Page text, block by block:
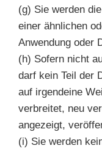
(g) Sie werden
einer ähnlichen
Anwendung oder
(h) Sofern nicht
darf kein Teil der
auf irgendeine
verbreitet, neu
angezeigt,
(i) Sie werden